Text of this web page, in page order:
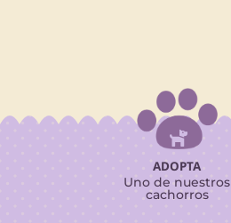

ADOPTA
Uno de nuestros
cachorros